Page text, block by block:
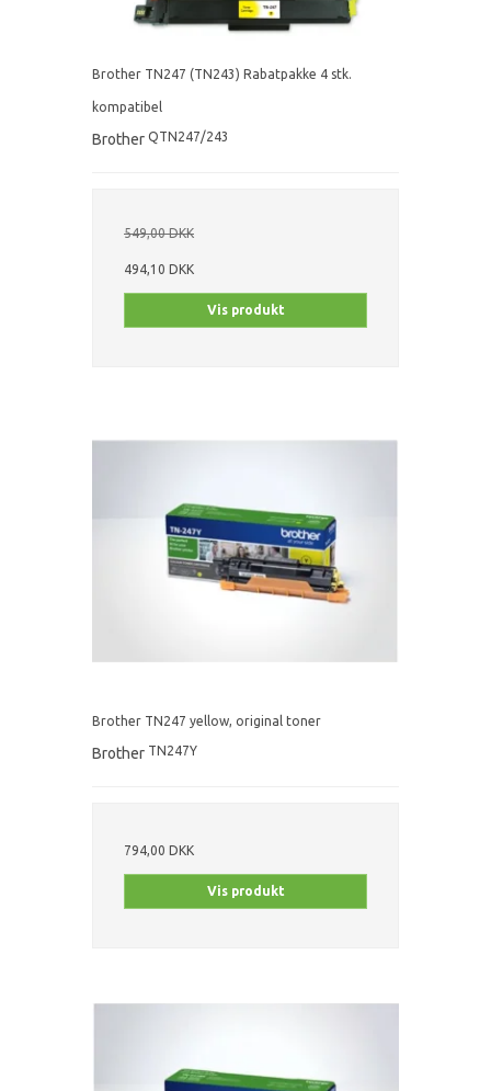
Brother TN247 (TN243) Rabatpakke 4 stk.
kompatibel
Brother QTN247/243
549,00 DKK
494,10 DKK
Vis produkt
Brother TN247 yellow, original toner
Brother TN247Y
794,00 DKK
Vis produkt